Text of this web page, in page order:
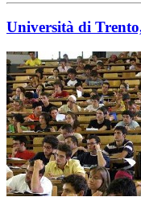
Università di